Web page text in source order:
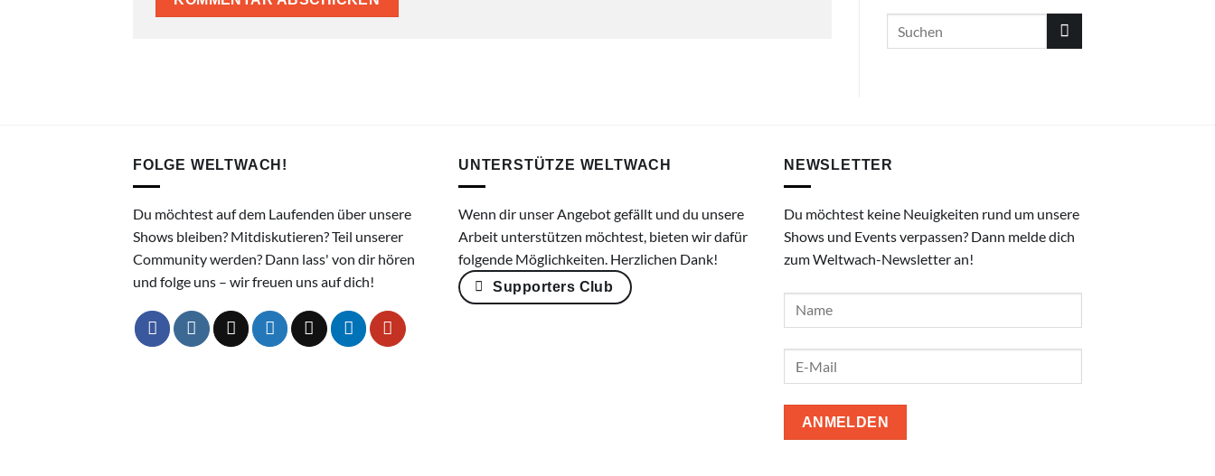
FOLGE WELTWACH!
Du möchtest auf dem Laufenden über unsere
Shows bleiben? Mitdiskutieren? Teil unserer
Community werden? Dann lass' von dir hören
und folge uns – wir freuen uns auf dich!
UNTERSTÜTZE WELTWACH
Wenn dir unser Angebot gefällt und du unsere
Arbeit unterstützen möchtest, bieten wir dafür
folgende Möglichkeiten. Herzlichen Dank!
Supporters Club
NEWSLETTER
Du möchtest keine Neuigkeiten rund um unsere
Shows und Events verpassen? Dann melde dich
zum Weltwach-Newsletter an!